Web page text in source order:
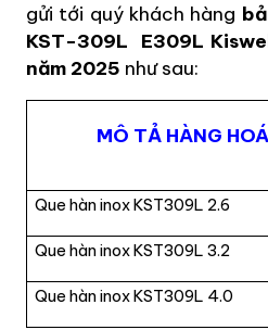
gửi tới quý khách hàng
KST-309L
E309L
năm 2025 như sau:
MÔ TẢ HÀNG HOÁ
Que hàn inox KST309L 2.6
Que hàn inox KST309L 3.2
Que hàn inox KST309L 4.0